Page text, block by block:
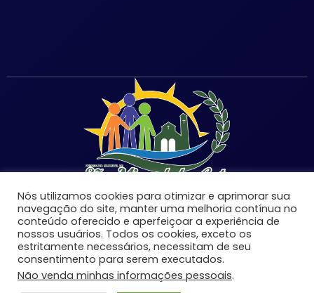
©Copyright 2026 | Prefeitura Municipal de São Miguel
do Anta-MG | Todos os direitos reservados.
Desenvolvido por:
Nós utilizamos cookies para otimizar e aprimorar sua
navegação do site, manter uma melhoria contínua no
conteúdo oferecido e aperfeiçoar a experiência de
nossos usuários. Todos os cookies, exceto os
estritamente necessários, necessitam de seu
consentimento para serem executados.
Não venda minhas informações pessoais.